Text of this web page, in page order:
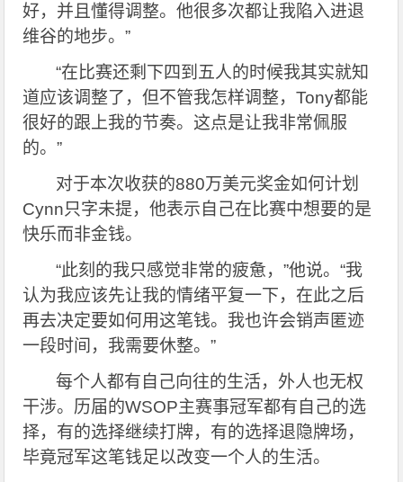
好，并且懂得调整。他很多次都让我陷入进退
维谷的地步。”
“在比赛还剩下四到五人的时候我其实就知
道应该调整了，但不管我怎样调整，Tony都能
很好的跟上我的节奏。这点是让我非常佩服
的。”
对于本次收获的880万美元奖金如何计划
Cynn只字未提，他表示自己在比赛中想要的是
快乐而非金钱。
“此刻的我只感觉非常的疲惫，”他说。“我
认为我应该先让我的情绪平复一下，在此之后
再去决定要如何用这笔钱。我也许会销声匿迹
一段时间，我需要休整。”
每个人都有自己向往的生活，外人也无权
干涉。历届的WSOP主赛事冠军都有自己的选
择，有的选择继续打牌，有的选择退隐牌场，
毕竟冠军这笔钱足以改变一个人的生活。